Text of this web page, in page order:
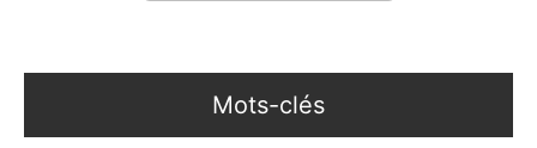
Mots-clés